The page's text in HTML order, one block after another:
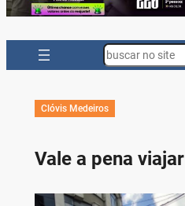
Search
Clóvis Medeiros
Vale a pena viajar